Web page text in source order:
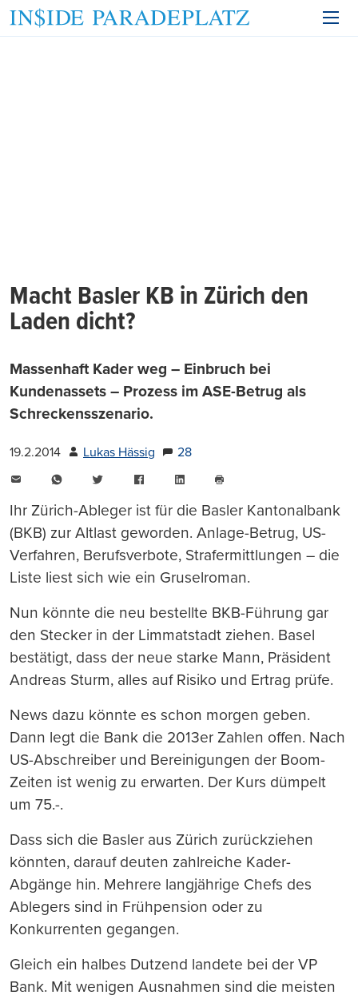
Macht Basler KB in Zürich den
Laden dicht?
Massenhaft Kader weg – Einbruch bei
Kundenassets – Prozess im ASE-Betrug als
Schreckensszenario.
19.2.2014 Lukas Hässig
28
WhatsAppTwitter FacebookLinkedIn
drucken
Ihr Zürich-Ableger ist für die Basler Kantonalbank
(BKB) zur Altlast geworden. Anlage-Betrug, US-
Verfahren, Berufsverbote, Strafermittlungen – die
Liste liest sich wie ein Gruselroman.
Nun könnte die neu bestellte BKB-Führung gar
den Stecker in der Limmatstadt ziehen. Basel
bestätigt, dass der neue starke Mann, Präsident
Andreas Sturm, alles auf Risiko und Ertrag prüfe.
News dazu könnte es schon morgen geben.
Dann legt die Bank die 2013er Zahlen offen. Nach
US-Abschreiber und Bereinigungen der Boom-
Zeiten ist wenig zu erwarten. Der Kurs dümpelt
um 75.-.
Dass sich die Basler aus Zürich zurückziehen
könnten, darauf deuten zahlreiche Kader-
Abgänge hin. Mehrere langjährige Chefs des
Ablegers sind in Frühpension oder zu
Konkurrenten gegangen.
Gleich ein halbes Dutzend landete bei der VP
Bank. Mit wenigen Ausnahmen sind die meisten